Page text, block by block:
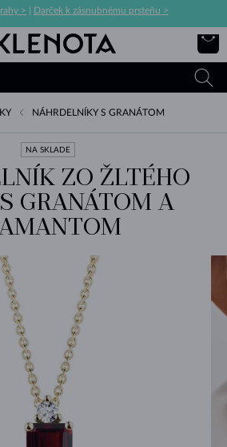
> Darček k zásnubnému prsteňu >
NÁHRDELNÍKY S GRANÁTOM
NA SKLADE
ZO ŽLTÉHO
GRANÁTOM A